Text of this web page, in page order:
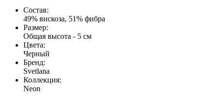
Состав:
49% вискоза, 51% фибра
Размер:
Общая высота - 5 см
Цвета:
Черный
Бренд:
Svetlana
Коллекция:
Neon